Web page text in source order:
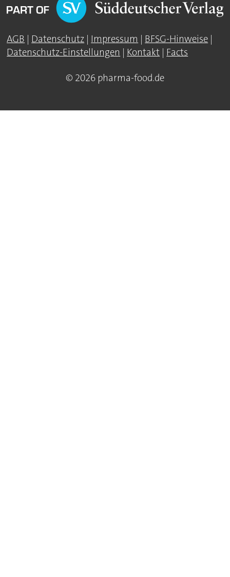
AGB Datenschutz Impressum BFSG-Hinweise
Datenschutz-Einstellungen
Kontakt Facts
© 2026 pharma-food.de